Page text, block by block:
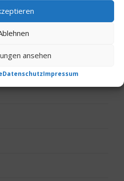
ansehen
DatenschutzImpressum